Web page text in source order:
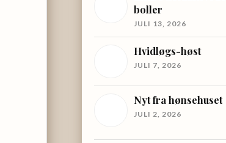
boller
JULI 13, 2026
Hvidløgs-høst
JULI 7, 2026
Nyt fra hønsehuset
JULI 2, 2026